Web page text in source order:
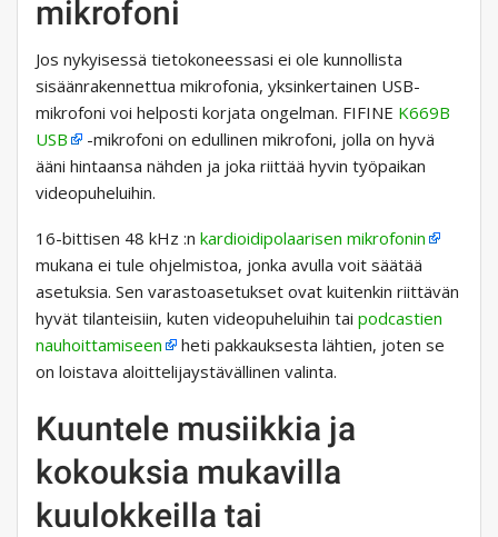
mikrofoni
Jos nykyisessä tietokoneessasi ei ole kunnollista
sisäänrakennettua mikrofonia, yksinkertainen USB-
mikrofoni voi helposti korjata ongelman. FIFINE K669B
USB
-mikrofoni on edullinen mikrofoni, jolla on hyvä
ääni hintaansa nähden ja joka riittää hyvin työpaikan
videopuheluihin.
16-bittisen 48 kHz :n kardioidipolaarisen mikrofonin
mukana ei tule ohjelmistoa, jonka avulla voit säätää
asetuksia. Sen varastoasetukset ovat kuitenkin riittävän
hyvät tilanteisiin, kuten videopuheluihin tai podcastien
nauhoittamiseen
heti pakkauksesta lähtien, joten se
on loistava aloittelijaystävällinen valinta.
Kuuntele musiikkia ja
kokouksia mukavilla
kuulokkeilla tai